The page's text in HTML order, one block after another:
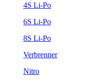
4S Li-Po
6S Li-Po
8S Li-Po
Verbrenner
Nitro